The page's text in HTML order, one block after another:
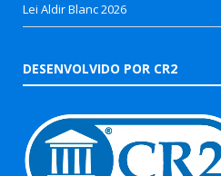
Lei Aldir Blanc 2026
DESENVOLVIDO POR CR2